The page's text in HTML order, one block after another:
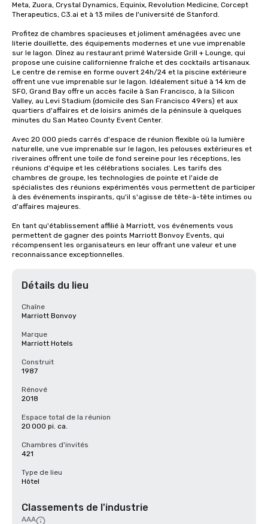
Meta, Zuora, Crystal Dynamics, Equinix, Revolution Medicine, Corcept
Therapeutics, C3.ai et à 13 miles de l'université de Stanford.
Profitez de chambres spacieuses et joliment aménagées avec une
literie douillette, des équipements modernes et une vue imprenable
sur le lagon. Dînez au restaurant primé Waterside Grill + Lounge, qui
propose une cuisine californienne fraîche et des cocktails artisanaux.
Le centre de remise en forme ouvert 24h/24 et la piscine extérieure
offrent une vue imprenable sur le lagon. Idéalement situé à 14 km de
SFO, Grand Bay offre un accès facile à San Francisco, à la Silicon
Valley, au Levi Stadium (domicile des San Francisco 49ers) et aux
quartiers d'affaires et de loisirs animés de la péninsule à quelques
minutes du San Mateo County Event Center.
Avec 20 000 pieds carrés d'espace de réunion flexible où la lumière
naturelle, une vue imprenable sur le lagon, les pelouses extérieures et
riveraines offrent une toile de fond sereine pour les réceptions, les
réunions d'équipe et les célébrations sociales. Les tarifs des
chambres de groupe, les technologies de pointe et l'aide de
spécialistes des réunions expérimentés vous permettent de participer
à des événements inspirants, qu'il s'agisse de tête-à-tête intimes ou
d'affaires majeures.
En tant qu'établissement affilié à Marriott, vos événements vous
permettent de gagner des points Marriott Bonvoy Events, qui
récompensent les organisateurs en leur offrant une valeur et une
reconnaissance exceptionnelles.
Détails du lieu
Chaîne
Marriott Bonvoy
Marque
Marriott Hotels
Construit
1987
Rénové
2018
Espace total de la réunion
20 000 pi. ca.
Chambres d'invités
421
Type de lieu
Hôtel
Classements de l'industrie
AAA